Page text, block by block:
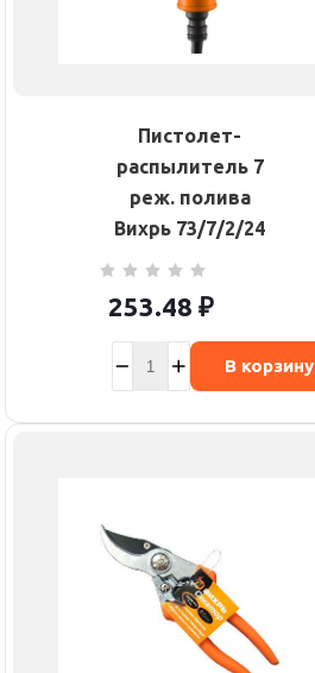
Пистолет-
распылитель 7
реж. полива
Вихрь 73/7/2/24
253.48 ₽
В корзину